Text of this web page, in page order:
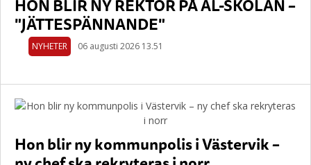
HON BLIR NY REKTOR PÅ AL-SKOLAN –
"JÄTTESPÄNNANDE"
NYHETER 06 augusti 2026 13.51
Hon blir ny kommunpolis i Västervik –